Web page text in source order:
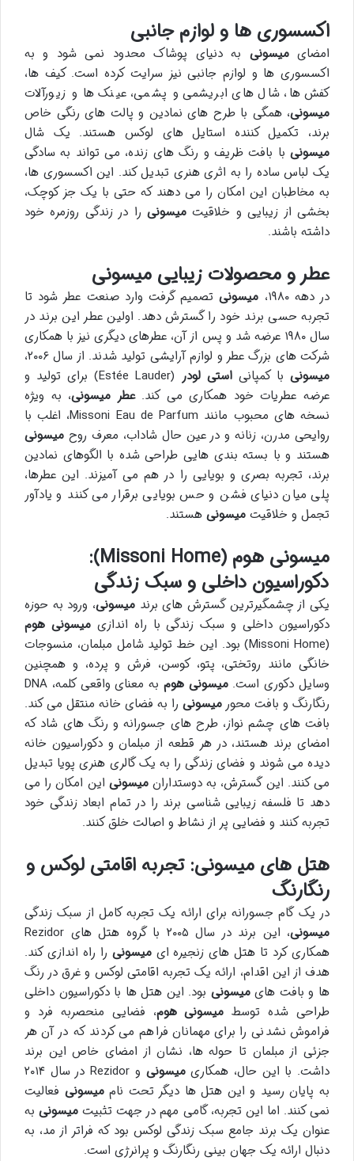
اکسسوری ها و لوازم جانبی
امضایمیسونی به دنیای پوشاک محدود نمی شود و به
اکسسوری ها و لوازم جانبی نیز سرایت کرده است. کیف ها،
کفش ها، شال های ابریشمی و پشمی، عینک ها و زیورآلات
میسونی، همگی با طرح های نمادین و پالت های رنگی خاص
برند، تکمیل کننده استایل های لوکس هستند. یک شال
میسونی با بافت ظریف و رنگ های زنده، می تواند به سادگی
یک لباس ساده را به اثری هنری تبدیل کند. این اکسسوری ها،
به مخاطبان این امکان را می دهند که حتی با یک جز کوچک،
بخشی از زیبایی و خلاقیت میسونی را در زندگی روزمره خود
داشته باشند.
عطر و محصولات زیبایی میسونی
در دهه ۱۹۸۰، میسونیتصمیم گرفت وارد صنعت عطر شود تا
تجربه حسی برند خود را گسترش دهد. اولین عطر این برند در
سال ۱۹۸۰ عرضه شد و پس از آن، عطرهای دیگری نیز با همکاری
شرکت های بزرگ عطر و لوازم آرایشی تولید شدند. از سال ۲۰۰۶،
میسونیبا کمپانیاستی لودر
(Estée Lauder) برای تولید و
عرضه عطریات خود همکاری می کند.عطر میسونی، به ویژه
نسخه های محبوب مانند Missoni Eau de Parfum، اغلب با
روایحی مدرن، زنانه و در عین حال شاداب، معرف روح میسونی
هستند و با بسته بندی هایی طراحی شده با الگوهای نمادین
برند، تجربه بصری و بویایی را در هم می آمیزند. این عطرها،
پلی میان دنیای فشن و حس بویایی برقرار می کنند و یادآور
تجمل و خلاقیت میسونی هستند.
میسونی هوم (Missoni Home):
دکوراسیون داخلی و سبک زندگی
یکی از چشمگیرترین گسترش های برند میسونی، ورود به حوزه
دکوراسیون داخلی و سبک زندگی با راه اندازیمیسونی هوم
(Missoni Home) بود. این خط تولید شامل مبلمان، منسوجات
خانگی مانند روتختی، پتو، کوسن، فرش و پرده، و همچنین
وسایل دکوری است.میسونی هوم
به معنای واقعی کلمه، DNA
رنگارنگ و بافت محور میسونی را به فضای خانه منتقل می کند.
بافت های چشم نواز، طرح های جسورانه و رنگ های شاد که
امضای برند هستند، در هر قطعه از مبلمان و دکوراسیون خانه
دیده می شوند و فضای زندگی را به یک گالری هنری پویا تبدیل
می کنند. این گسترش، به دوستدارانمیسونی این امکان را می
دهد تا فلسفه زیبایی شناسی برند را در تمام ابعاد زندگی خود
تجربه کنند و فضایی پر از نشاط و اصالت خلق کنند.
هتل های میسونی: تجربه اقامتی لوکس و
رنگارنگ
در یک گام جسورانه برای ارائه یک تجربه کامل از سبک زندگی
میسونی
، این برند در سال ۲۰۰۵ با گروه هتل های Rezidor
همکاری کرد تا هتل های زنجیره ایمیسونی را راه اندازی کند.
هدف از این اقدام، ارائه یک تجربه اقامتی لوکس و غرق در رنگ
ها و بافت هایمیسونی بود. این هتل ها با دکوراسیون داخلی
طراحی شده توسط میسونی هوم، فضایی منحصربه فرد و
فراموش نشدنی را برای مهمانان فراهم می کردند که در آن هر
جزئی از مبلمان تا حوله ها، نشان از امضای خاص این برند
داشت. با این حال، همکاریمیسونی
و Rezidor در سال ۲۰۱۴
به پایان رسید و این هتل ها دیگر تحت ناممیسونی فعالیت
نمی کنند. اما این تجربه، گامی مهم در جهت تثبیت میسونیبه
عنوان یک برند جامع سبک زندگی لوکس بود که فراتر از مد، به
دنبال ارائه یک جهان بینی رنگارنگ و پرانرژی است.